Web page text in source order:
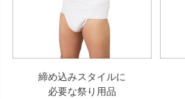
締め込みスタイルに
必要な祭り用品